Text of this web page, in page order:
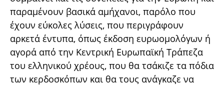
παραμένουν βασικά αμήχανοι, παρόλο που
έχουν εύκολες λύσεις, που περιγράφουν
αρκετά έντυπα, όπως έκδοση ευρωομολόγων ή
αγορά από την Κεντρική Ευρωπαϊκή Τράπεζα
του ελληνικού χρέους, που θα τσάκιζε τα πόδια
των κερδοσκόπων και θα τους ανάγκαζε να